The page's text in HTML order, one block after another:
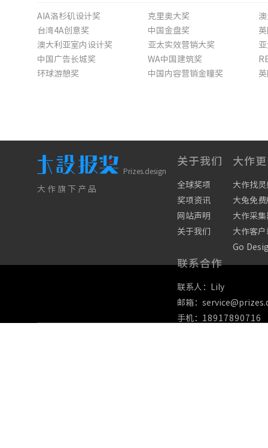
AIA洛杉矶设计奖 克里奥大奖
台湾4A创意奖
中国金盘奖
澳大利亚室内设计奖
亚太实效营销大奖
中国广告长城奖
WA中国建筑奖
环球游憩奖
中国内容营销金瞳奖
Prizes.design
大作旗下产品
关于我们
全球奖项
奖项资讯
网站声明
关于我们
大作
大作找灵
大兔免费
大作采集
大作客户
Go
联系合作
联系人：Lily
邮箱：
手机： 18917890716